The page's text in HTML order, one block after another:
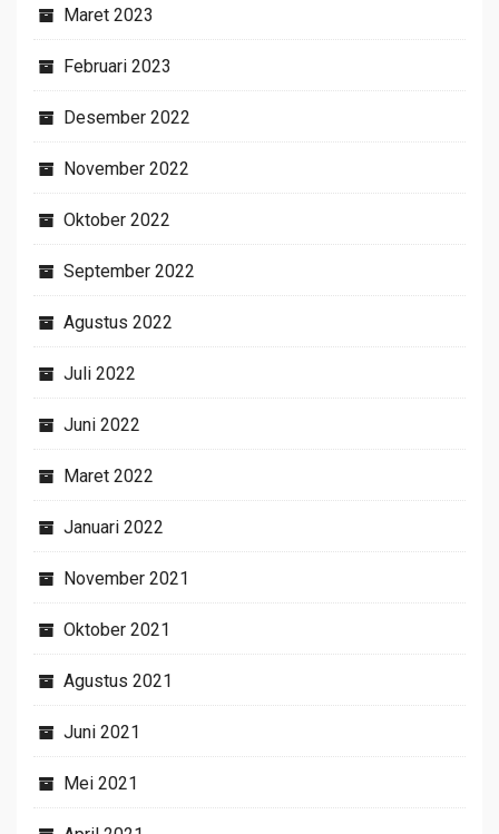
Maret 2023
Februari 2023
Desember 2022
November 2022
Oktober 2022
September 2022
Agustus 2022
Juli 2022
Juni 2022
Maret 2022
Januari 2022
November 2021
Oktober 2021
Agustus 2021
Juni 2021
Mei 2021